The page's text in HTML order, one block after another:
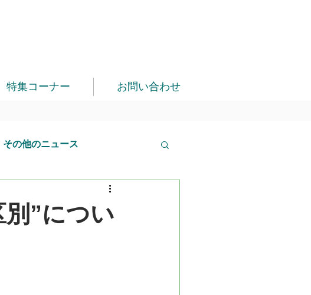
特集コーナー お問い合わせ
その他のニュース
”につい